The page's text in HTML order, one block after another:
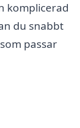
komplicerad
du snabbt
passar